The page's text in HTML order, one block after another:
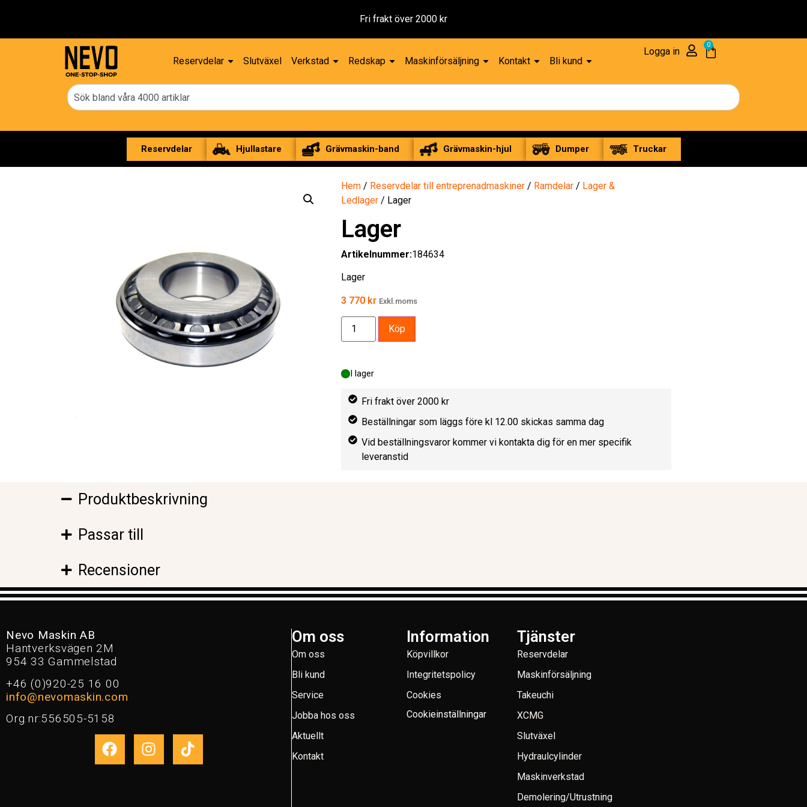
Fri frakt över 2000 kr
Reservdelar Slutväxel Verkstad Redskap Maskinförsäljning Kontakt Bli kund
Logga in
0
Reservdelar Hjullastare Grävmaskin-band Grävmaskin-hjul Dumper Truckar
Hem / Reservdelar till entreprenadmaskiner / Ramdelar / Lager &
Ledlager / Lager
Lager
Artikelnummer:184634
Lager
3 770 kr Exkl.moms
I lager
Köp
Fri frakt över 2000 kr
Beställningar som läggs före kl 12.00 skickas samma dag
Vid beställningsvaror kommer vi kontakta dig för en mer specifik
leveranstid
Produktbeskrivning
Passar till
Recensioner
Nevo Maskin AB
Hantverksvägen 2M
954 33 Gammelstad
+46 (0)920-25 16 00
info@nevomaskin.com
Org.nr:556505-5158
Om oss
Om oss
Bli kund
Service
Jobba hos oss
Aktuellt
Kontakt
Information
Köpvillkor
Integritetspolicy
Cookies
Cookieinställningar
Tjänster
Reservdelar
Maskinförsäljning
Takeuchi
XCMG
Slutväxel
Hydraulcylinder
Maskinverkstad
Demolering/Utrustning